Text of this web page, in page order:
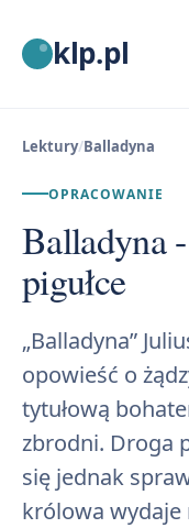
klp.pl
Lektury/Balladyna
OPRACOWANIE
Balladyna
pigułce
„Balladyna”
opowieść o
tytułową
zbrodni. Droga
się jednak
królowa wydaje